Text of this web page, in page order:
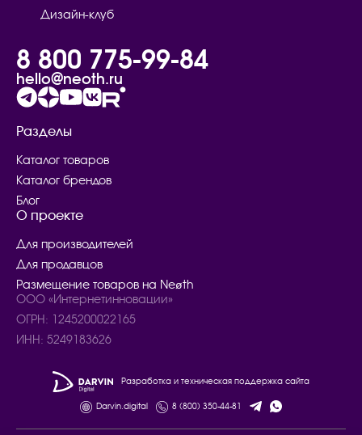
Дизайн-клуб
8 800 775-99-84
hello@neoth.ru
Разделы
Каталог товаров
Каталог брендов
Блог
О проекте
Для производителей
Для продавцов
Размещение товаров на Neøth
ООО «Интернетинновации»
ОГРН: 1245200022165
ИНН: 5249183626
Разработка и техническая поддержка сайта
Darvin.digital 8 (800) 350-44-81